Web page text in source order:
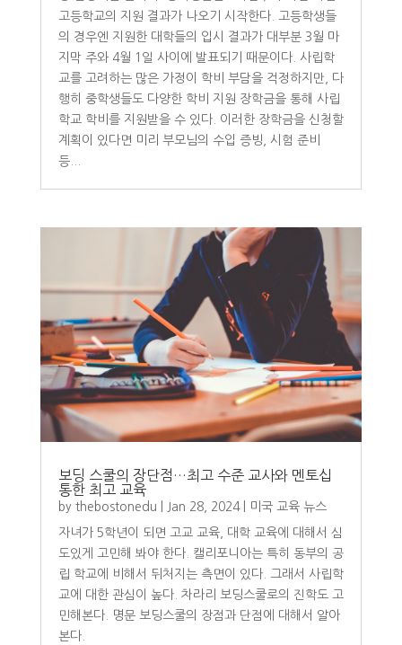
고등학교의 지원 결과가 나오기 시작한다. 고등학생들
의 경우엔 지원한 대학들의 입시 결과가 대부분 3월 마
지막 주와 4월 1일 사이에 발표되기 때문이다. 사립학
교를 고려하는 많은 가정이 학비 부담을 걱정하지만, 다
행히 중학생들도 다양한 학비 지원 장학금을 통해 사립
학교 학비를 지원받을 수 있다. 이러한 장학금을 신청할
계획이 있다면 미리 부모님의 수입 증빙, 시험 준비
등...
보딩 스쿨의 장단점…최고 수준 교사와 멘토십
통한 최고 교육
by thebostonedu Jan 28, 2024| 미국 교육 뉴스
자녀가 5학년이 되면 고교 교육, 대학 교육에 대해서 심
도있게 고민해 봐야 한다. 캘리포니아는 특히 동부의 공
립 학교에 비해서 뒤처지는 측면이 있다. 그래서 사립학
교에 대한 관심이 높다. 차라리 보딩스쿨로의 진학도 고
민해본다. 명문 보딩스쿨의 장점과 단점에 대해서 알아
본다.